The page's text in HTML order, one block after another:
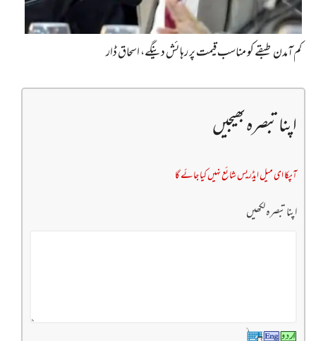
کم آمدن طبقے کو مناسب قیمت پر رہائش دینگے، اسحاق ڈار
اپنا تبصرہ بھیجیں
آپکا ای میل ایڈریس شائع نہیں کیا جائے گا
اپنا تبصرہ لکھیں